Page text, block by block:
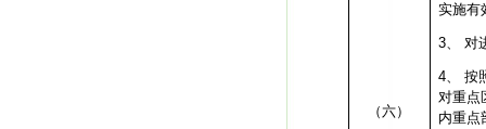
（六）
实施有
3、 对
4、
按
对重点
内重点